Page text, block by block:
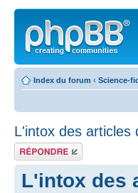
Index du forum ‹ Science-
L'intox des articles
Répondre
L'intox des